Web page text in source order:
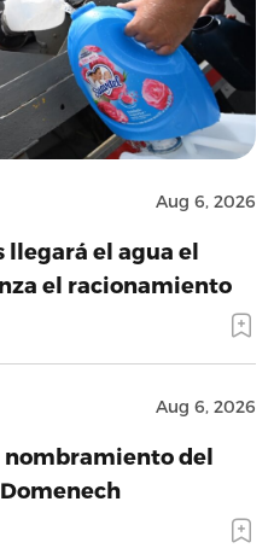
Aug 6, 2026
llegará el agua el
el racionamiento
Aug 6, 2026
nombramiento del